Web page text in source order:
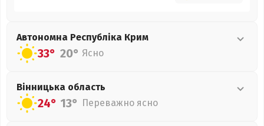
Автономна Республіка Крим
33° 20° Ясно
Вінницька область
24° 13° Переважно ясно